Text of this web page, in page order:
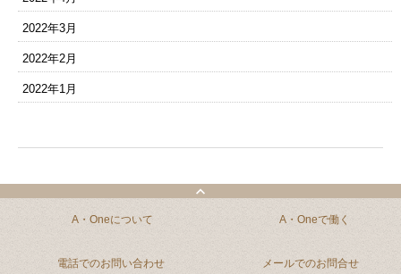
2022年3月
2022年2月
2022年1月
A・Oneについて A・Oneで働く
電話でのお問い合わせ メールでのお問合せ